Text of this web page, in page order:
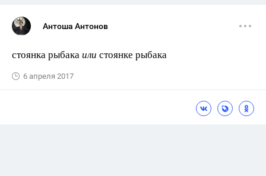
Антоша Антонов
стоянка рыбакаили стоянке рыбака
6 апреля 2017